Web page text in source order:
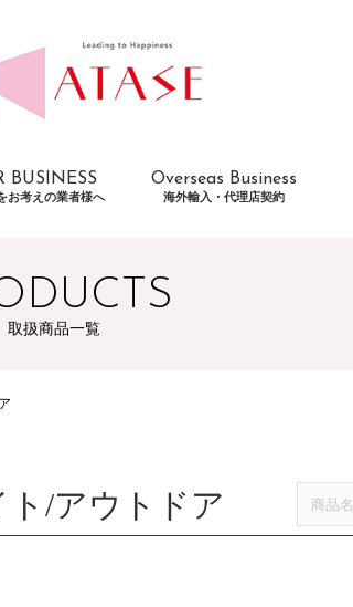
BUSINESS
お考えの業者様へ
Overseas Business
海外輸入・代理店契約
取扱商品一覧
/アウトドア